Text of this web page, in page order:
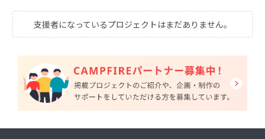
支援者になっているプロジェクトはまだありません。